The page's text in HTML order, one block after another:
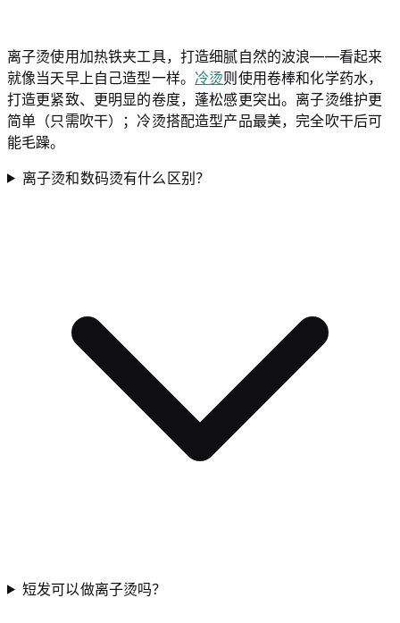
离子烫使用加热铁夹工具，打造细腻自然的波浪——看起来
就像当天早上自己造型一样。 冷烫则使用卷棒和化学药水，
打造更紧致、更明显的卷度，蓬松感更突出。离子烫维护更
简单（只需吹干）；冷烫搭配造型产品最美，完全吹干后可
能毛躁。
离子烫和数码烫有什么区别？
短发可以做离子烫吗？